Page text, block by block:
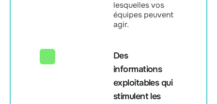
lesquelles vos
équipes peuvent
agir.
Des
informations
exploitables qui
stimulent les